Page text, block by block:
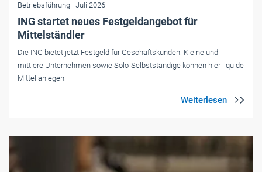
Betriebsführung | Juli 2026
ING startet neues Festgeldangebot für
Mittelständler
Die ING bietet jetzt Festgeld für Geschäftskunden. Kleine und
mittlere Unternehmen sowie Solo-Selbstständige können hier liquide
Mittel anlegen.